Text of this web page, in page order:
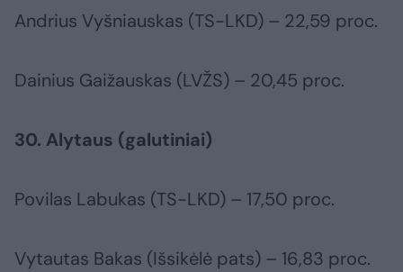
Andrius Vyšniauskas (TS-LKD) – 22,59 proc.
Dainius Gaižauskas (LVŽS) – 20,45 proc.
30. Alytaus (galutiniai)
Povilas Labukas (TS-LKD) – 17,50 proc.
Vytautas Bakas (Išsikėlė pats) – 16,83 proc.